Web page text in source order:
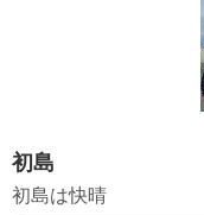
初島
初島は快晴